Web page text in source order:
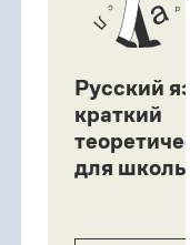
Русский
краткий
для